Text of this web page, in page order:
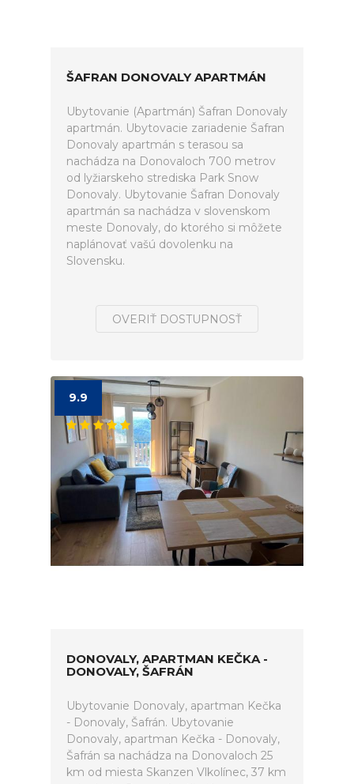
ŠAFRAN DONOVALY APARTMÁN
Ubytovanie (Apartmán) Šafran Donovaly
apartmán. Ubytovacie zariadenie Šafran
Donovaly apartmán s terasou sa
nachádza na Donovaloch 700 metrov
od lyžiarskeho strediska Park Snow
Donovaly. Ubytovanie Šafran Donovaly
apartmán sa nachádza v slovenskom
meste Donovaly, do ktorého si môžete
naplánovať vašú dovolenku na
Slovensku.
OVERIŤ DOSTUPNOSŤ
9.9
DONOVALY, APARTMAN KEČKA -
DONOVALY, ŠAFRÁN
Ubytovanie Donovaly, apartman Kečka
- Donovaly, Šafrán. Ubytovanie
Donovaly, apartman Kečka - Donovaly,
Šafrán sa nachádza na Donovaloch 25
km od miesta Skanzen Vlkolínec, 37 km